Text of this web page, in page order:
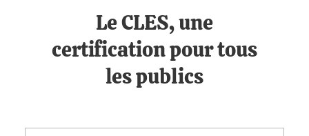
Le CLES, une
certification pour tous
les publics